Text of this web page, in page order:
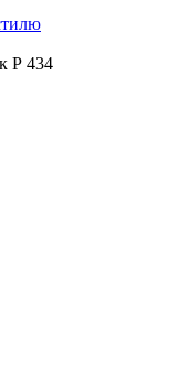
Р 434